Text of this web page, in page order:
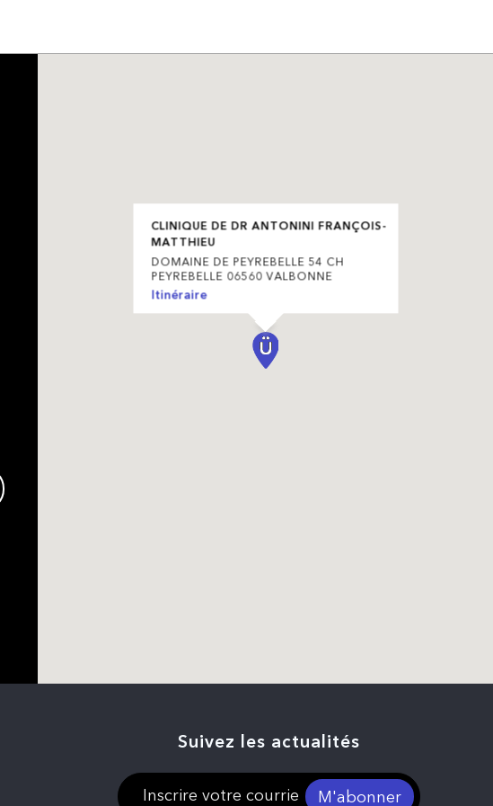
CLINIQUE DE DR ANTONINI FRANÇOIS-
MATTHIEU
DOMAINE DE PEYREBELLE 54 CH
PEYREBELLE 06560 VALBONNE
Itinéraire
Suivez les actualités
M'abonner